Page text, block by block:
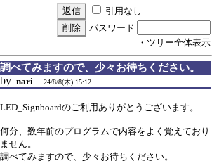
引用なし
パスワード
・ツリー全体表示
調べてみますので、少々お待ちください。
by nari 24/8/8(木) 15:12
LED_Signboardのご利用ありがとうございます。
何分、数年前のプログラムで内容をよく覚えており
ません。
調べてみますので、少々お待ちください。